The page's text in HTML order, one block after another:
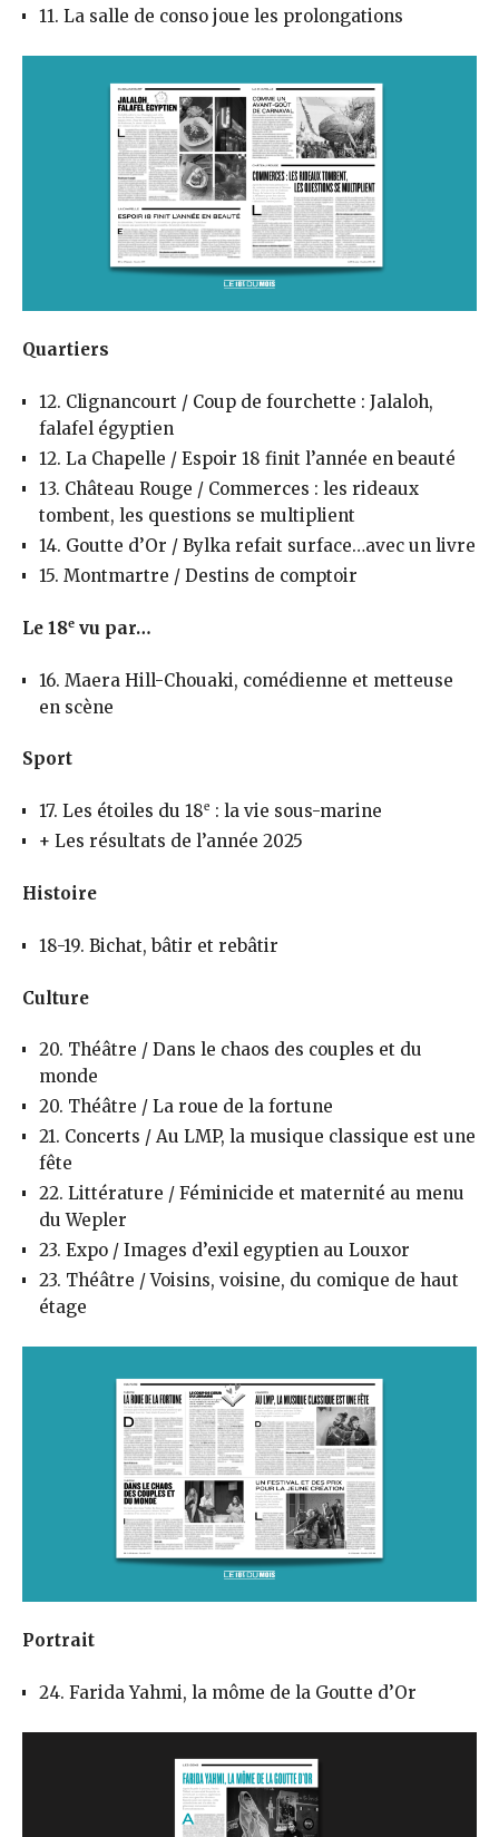
11. La salle de conso joue les prolongations
Quartiers
12. Clignancourt / Coup de fourchette : Jalaloh,
falafel égyptien
12. La Chapelle / Espoir 18 finit l’année en beauté
13. Château Rouge / Commerces : les rideaux
tombent, les questions se multiplient
14. Goutte d’Or / Bylka refait surface…avec un livre
15. Montmartre / Destins de comptoir
Le 18e vu par…
16. Maera Hill-Chouaki, comédienne et metteuse
en scène
Sport
17. Les étoiles du 18e : la vie sous-marine
+ Les résultats de l’année 2025
Histoire
18-19. Bichat, bâtir et rebâtir
Culture
20. Théâtre / Dans le chaos des couples et du
monde
20. Théâtre / La roue de la fortune
21. Concerts / Au LMP, la musique classique est une
fête
22. Littérature / Féminicide et maternité au menu
du Wepler
23. Expo / Images d’exil egyptien au Louxor
23. Théâtre / Voisins, voisine, du comique de haut
étage
Portrait
24. Farida Yahmi, la môme de la Goutte d’Or